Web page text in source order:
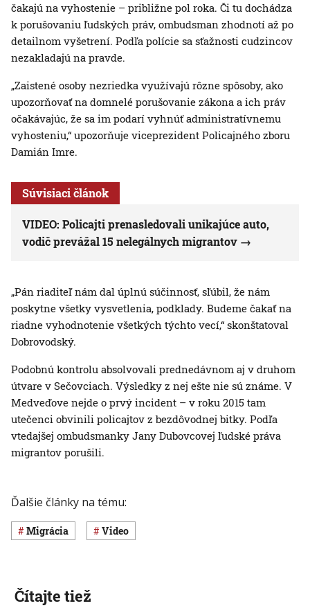
čakajú na vyhostenie – približne pol roka. Či tu dochádza
k porušovaniu ľudských práv, ombudsman zhodnotí až po
detailnom vyšetrení. Podľa polície sa sťažnosti cudzincov
nezakladajú na pravde.
„Zaistené osoby nezriedka využívajú rôzne spôsoby, ako
upozorňovať na domnelé porušovanie zákona a ich práv
očakávajúc, že sa im podarí vyhnúť administratívnemu
vyhosteniu,“ upozorňuje viceprezident Policajného zboru
Damián Imre.
Súvisiaci článok
VIDEO: Policajti prenasledovali unikajúce auto,
vodič prevážal 15 nelegálnych migrantov
„Pán riaditeľ nám dal úplnú súčinnosť, sľúbil, že nám
poskytne všetky vysvetlenia, podklady. Budeme čakať na
riadne vyhodnotenie všetkých týchto vecí,“ skonštatoval
Dobrovodský.
Podobnú kontrolu absolvovali prednedávnom aj v druhom
útvare v Sečovciach. Výsledky z nej ešte nie sú známe. V
Medveďove nejde o prvý incident – v roku 2015 tam
utečenci obvinili policajtov z bezdôvodnej bitky. Podľa
vtedajšej ombudsmanky Jany Dubovcovej ľudské práva
migrantov porušili.
Ďalšie články na tému:
migrácia Video
Čítajte tiež